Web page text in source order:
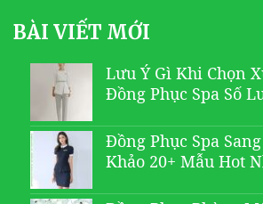
BÀI VIẾT MỚI
Lưu Ý Gì Khi Chọn
Đồng Phục Spa Số
Đồng Phục Spa
Khảo 20+ Mẫu Hot